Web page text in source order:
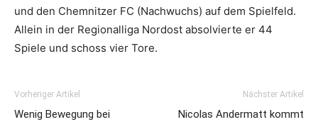
und den Chemnitzer FC (Nachwuchs) auf dem Spielfeld.
Allein in der Regionalliga Nordost absolvierte er 44
Spiele und schoss vier Tore.
Vorheriger Artikel
Wenig Bewegung bei
Nächster Artikel
Nicolas Andermatt kommt